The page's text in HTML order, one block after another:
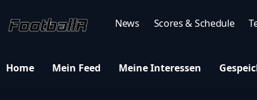
News Scores & Schedule
Home Mein Feed Meine Interessen